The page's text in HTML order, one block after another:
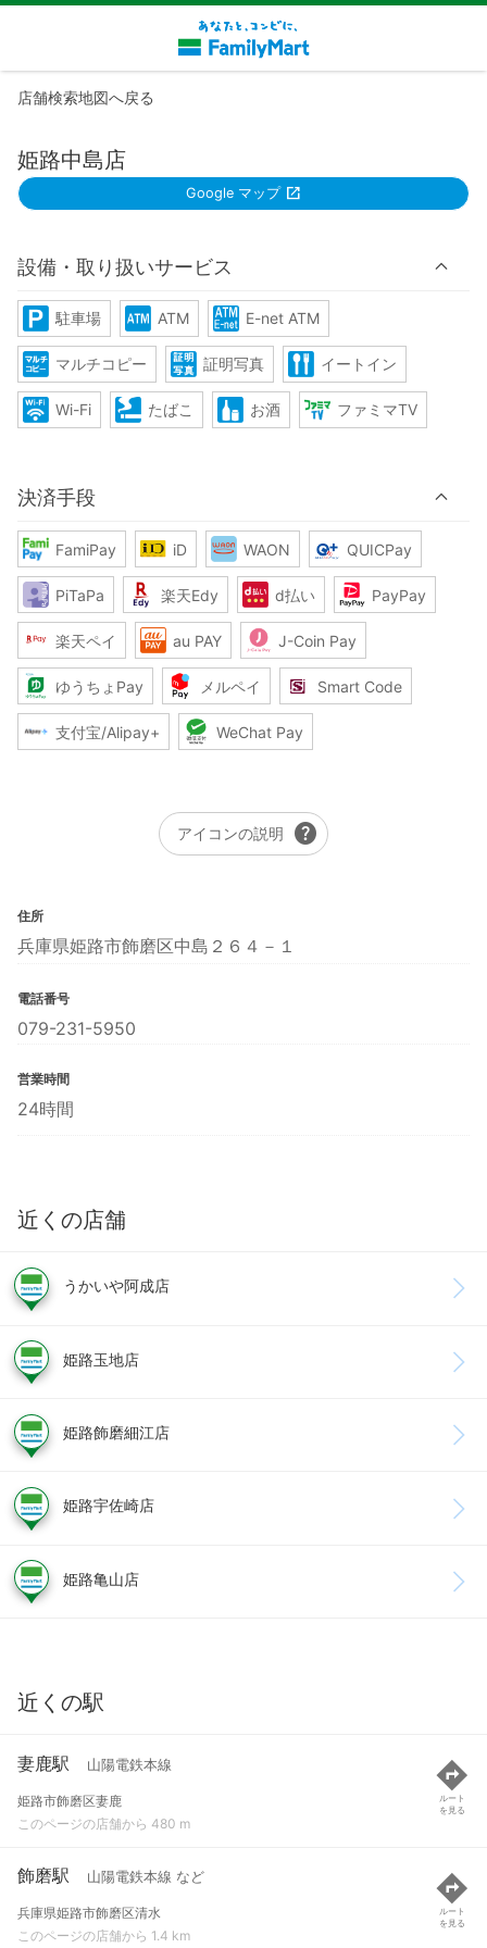
店舗検索地図へ戻る
姫路中島店
Google マップ
設備・取り扱いサービス
駐車場 ATM E-net ATM
マルチコピー 証明写真 イートイン
Wi-Fi たばこ お酒 ファミマTV
決済手段
FamiPay iD WAON QUICPay
PiTaPa 楽天Edy d払い PayPay
楽天ペイ au PAY J-Coin Pay
ゆうちょPay メルペイ Smart Code
支付宝/Alipay+ WeChat Pay
アイコンの説明 help
住所
兵庫県姫路市飾磨区中島２６４－１
電話番号
079-231-5950
営業時間
24時間
近くの店舗
うかいや阿成店
姫路玉地店
姫路飾磨細江店
姫路宇佐崎店
姫路亀山店
近くの駅
妻鹿駅 山陽電鉄本線
姫路市飾磨区妻鹿
このページの店舗から 480 m
ルート
を見る
飾磨駅 山陽電鉄本線 など
兵庫県姫路市飾磨区清水
このページの店舗から 1.4 km
ルート
を見る